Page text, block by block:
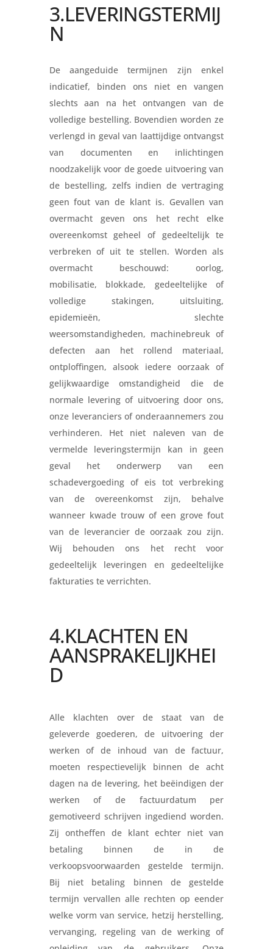
3.LEVERINGSTERMIJ
N
De aangeduide termijnen zijn enkel
indicatief, binden ons niet en vangen
slechts aan na het ontvangen van de
volledige bestelling. Bovendien worden ze
verlengd in geval van laattijdige ontvangst
van documenten en inlichtingen
noodzakelijk voor de goede uitvoering van
de bestelling, zelfs indien de vertraging
geen fout van de klant is. Gevallen van
overmacht geven ons het recht elke
overeenkomst geheel of gedeeltelijk te
verbreken of uit te stellen. Worden als
overmacht beschouwd: oorlog,
mobilisatie, blokkade, gedeeltelijke of
volledige stakingen, uitsluiting,
epidemieën, slechte
weersomstandigheden, machinebreuk of
defecten aan het rollend materiaal,
ontploffingen, alsook iedere oorzaak of
gelijkwaardige omstandigheid die de
normale levering of uitvoering door ons,
onze leveranciers of onderaannemers zou
verhinderen. Het niet naleven van de
vermelde leveringstermijn kan in geen
geval het onderwerp van een
schadevergoeding of eis tot verbreking
van de overeenkomst zijn, behalve
wanneer kwade trouw of een grove fout
van de leverancier de oorzaak zou zijn.
Wij behouden ons het recht voor
gedeeltelijk leveringen en gedeeltelijke
fakturaties te verrichten.
4.KLACHTEN EN
AANSPRAKELIJKHEI
D
Alle klachten over de staat van de
geleverde goederen, de uitvoering der
werken of de inhoud van de factuur,
moeten respectievelijk binnen de acht
dagen na de levering, het beëindigen der
werken of de factuurdatum per
gemotiveerd schrijven ingediend worden.
Zij ontheffen de klant echter niet van
betaling binnen de in de
verkoopsvoorwaarden gestelde termijn.
Bij niet betaling binnen de gestelde
termijn vervallen alle rechten op eender
welke vorm van service, hetzij herstelling,
vervanging, regeling van de werking of